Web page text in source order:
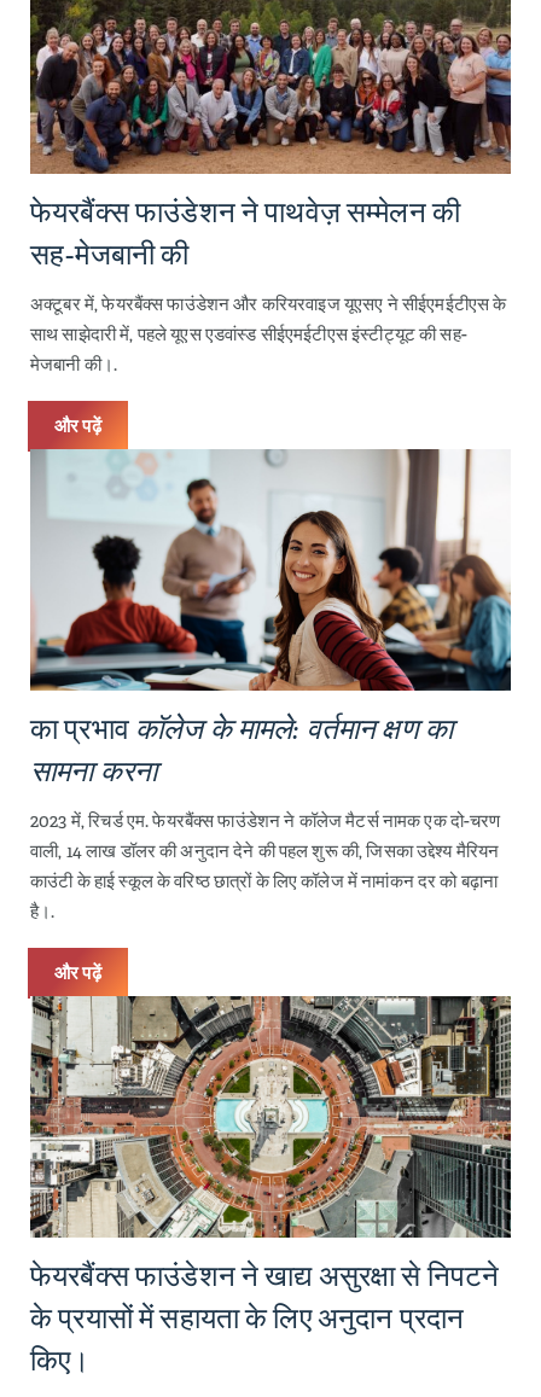
फेयरबैंक्स फाउंडेशन ने पाथवेज़ सम्मेलन की
सह-मेजबानी की
अक्टूबर में, फेयरबैंक्स फाउंडेशन और करियरवाइज यूएसए ने सीईएमईटीएस के
साथ साझेदारी में, पहले यूएस एडवांस्ड सीईएमईटीएस इंस्टीट्यूट की सह-
मेजबानी की।.
और पढ़ें
का प्रभाव कॉलेज के मामले: वर्तमान क्षण का
सामना करना
2023 में, रिचर्ड एम. फेयरबैंक्स फाउंडेशन ने कॉलेज मैटर्स नामक एक दो-चरण
वाली, 14 लाख डॉलर की अनुदान देने की पहल शुरू की, जिसका उद्देश्य मैरियन
काउंटी के हाई स्कूल के वरिष्ठ छात्रों के लिए कॉलेज में नामांकन दर को बढ़ाना
है।.
और पढ़ें
फेयरबैंक्स फाउंडेशन ने खाद्य असुरक्षा से निपटने
के प्रयासों में सहायता के लिए अनुदान प्रदान
किए।